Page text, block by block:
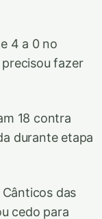
4 a 0 no
fazer
18 contra
durante etapa
das
cedo para